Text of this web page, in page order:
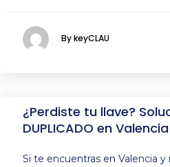
By keyCLAU
¿Perdiste tu llave?
DUPLICADO en Valencia
Si te encuentras en Valencia